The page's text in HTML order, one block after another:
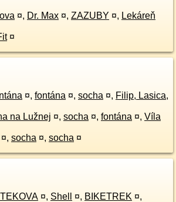
¤, Dr. Max ¤, ZAZUBY ¤, Lekáreň
¤
¤, fontána ¤, socha ¤, Filip, Lasica,
na Lužnej ¤, socha ¤, fontána ¤, Víla
¤, socha ¤, socha ¤
¤, Shell ¤, BIKETREK ¤,